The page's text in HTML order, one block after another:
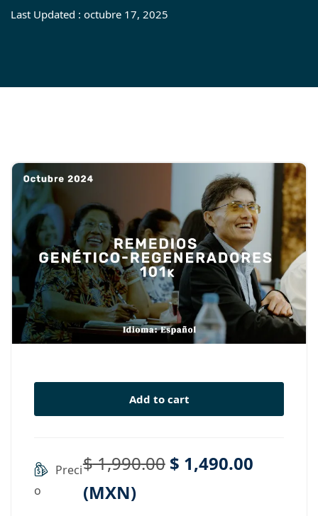
Last Updated : octubre 17, 2025
Add to cart
Preci
o
$1,990.00 $ 1,490.00
(MXN)